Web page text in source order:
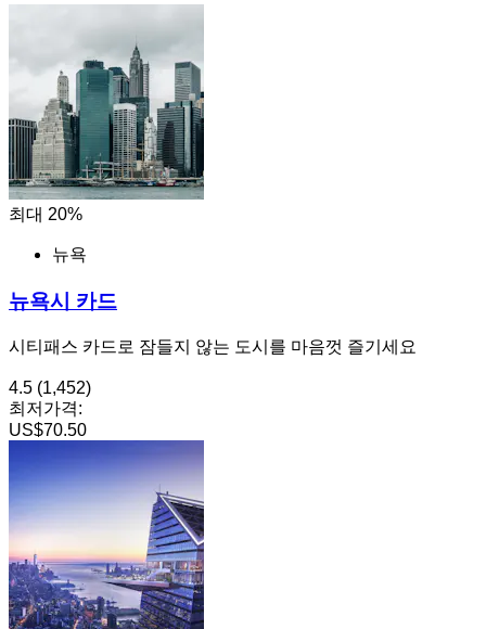
최대 20%
뉴욕
뉴욕시 카드
시티패스 카드로 잠들지 않는 도시를 마음껏 즐기세요
4.5 (1,452)
최저가격:
US$70.50